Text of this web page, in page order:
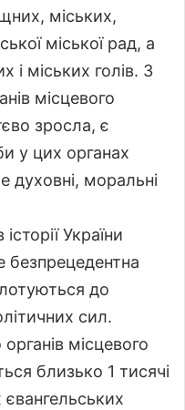
міських,
міської рад, а
і міських голів. З
місцевого
зросла, є
у цих органах
духовні, моральні
України
безпрецедентна
до
сил.
місцевого
близько 1 тисячі
євангельських